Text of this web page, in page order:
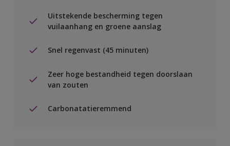
Uitstekende bescherming tegen
vuilaanhang en groene aanslag
Snel regenvast (45 minuten)
Zeer hoge bestandheid tegen doorslaan
van zouten
Carbonatatieremmend